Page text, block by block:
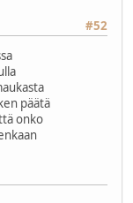
#52
päätä
onko